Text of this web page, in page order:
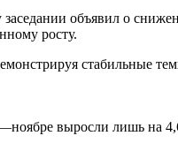
объявил о
росту.
стабильные
выросли лишь на